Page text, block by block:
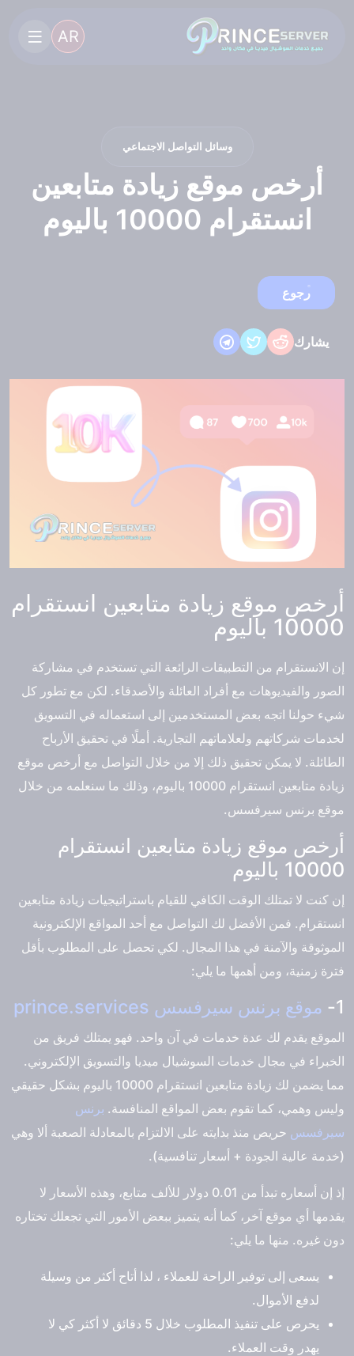
AR
وسائل التواصل الاجتماعي
أرخص موقع زيادة متابعين
انستقرام 10000 باليوم
رجوع
يشارك
أرخص موقع زيادة متابعين انستقرام
10000 باليوم
إن الانستقرام من التطبيقات الرائعة التي تستخدم في مشاركة
الصور والفيديوهات مع أفراد العائلة والأصدقاء. لكن مع تطور كل
شيء حولنا اتجه بعض المستخدمين إلى استعماله في التسويق
لخدمات شركاتهم ولعلاماتهم التجارية. أملًا في تحقيق الأرباح
الطائلة. لا يمكن تحقيق ذلك إلا من خلال التواصل مع أرخص موقع
زيادة متابعين انستقرام 10000 باليوم، وذلك ما سنعلمه من خلال
موقع برنس سيرفسس.
أرخص موقع زيادة متابعين انستقرام
10000 باليوم
إن كنت لا تمتلك الوقت الكافي للقيام باستراتيجيات زيادة متابعين
انستقرام. فمن الأفضل لك التواصل مع أحد المواقع الإلكترونية
الموثوقة والآمنة في هذا المجال. لكي تحصل على المطلوب بأقل
فترة زمنية، ومن أهمها ما يلي:
1- موقع برنس سيرفسس prince.services
الموقع يقدم لك عدة خدمات في آن واحد. فهو يمتلك فريق من
الخبراء في مجال خدمات السوشيال ميديا والتسويق الإلكتروني.
مما يضمن لك زيادة متابعين انستقرام 10000 باليوم بشكل حقيقي
وليس وهمي، كما تقوم بعض المواقع المنافسة. برنس
سيرفسس حريص منذ بدايته على الالتزام بالمعادلة الصعبة ألا وهي
(خدمة عالية الجودة + أسعار تنافسية).
إذ إن أسعاره تبدأ من 0.01 دولار للألف متابع، وهذه الأسعار لا
يقدمها أي موقع آخر، كما أنه يتميز ببعض الأمور التي تجعلك تختاره
دون غيره. منها ما يلي:
يسعى إلى توفير الراحة للعملاء ، لذا أتاح أكثر من وسيلة
لدفع الأموال.
يحرص على تنفيذ المطلوب خلال 5 دقائق لا أكثر كي لا
يهدر وقت العملاء.